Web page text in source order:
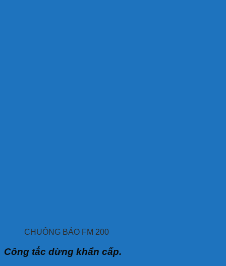
CHUÔNG BÁO FM 200
Công tắc dừng khẩn cấp.